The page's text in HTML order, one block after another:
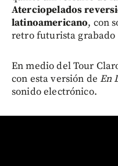
Aterciopelados
latinoamericano, con
retro futurista grabado
En medio del Tour
con esta versión de En
sonido electrónico.